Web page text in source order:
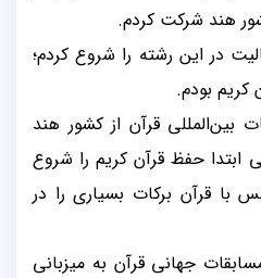
هند شرکت کردم.
قبل فعالیت در این رشته را شروع کردم؛
کریم بودم.
بین‌المللی قرآن از کشور هند
از سن ۱۵ سالگی ابتدا حفظ قرآن کریم را شروع
با قرآن برکات بسیاری را در
جهانی قرآن به میزبانی